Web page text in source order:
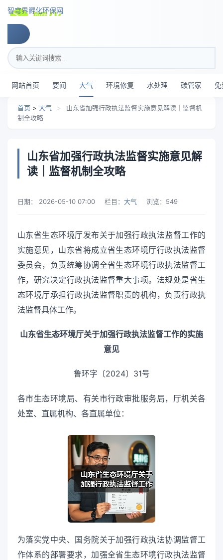
智穹界孵化环保网
搜索关键词
网站首页 要闻 大气 环境修复 水处理 碳管家 免
首页 > 大气 >
山东省加强行政执法监督实施意见解读｜监督机
制全攻略
山东省加强行政执法监督实施意见解
读｜监督机制全攻略
日期： 2026-05-10 07:00 栏目： 大气 浏览： 549
山东省生态环境厅发布关于加强行政执法监督工作的
实施意见，山东省将成立省生态环境厅行政执法监督
委员会，负责统筹协调全省生态环境行政执法监督工
作，研究决定行政执法监督重大事项。法规处是省生
态环境厅承担行政执法监督职责的机构，负责行政执
法监督具体工作。
山东省生态环境厅关于加强行政执法监督工作的实施
意见
鲁环字〔2024〕31号
各市生态环境局、有关市行政审批服务局，厅机关各
处室、直属机构、各直属单位：
为落实党中央、国务院关于加强行政执法协调监督工
作体系的部署要求，加强全省生态环境行政执法监督